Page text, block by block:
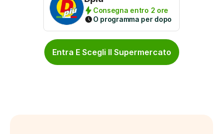
Consegna entro 2 ore
O programma per dopo
Entra E Scegli Il Supermercato